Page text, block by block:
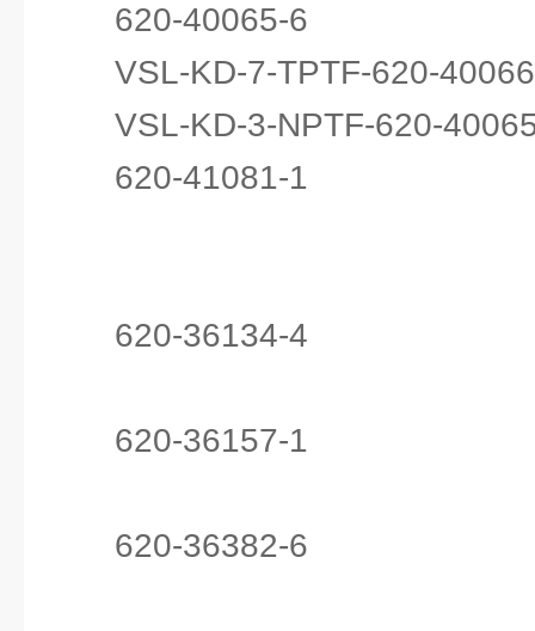
620-40065-6
VSL-KD-7-TPTF-620-
VSL-KD-3-NPTF-620-
620-41081-1
620-36134-4
620-36157-1
620-36382-6